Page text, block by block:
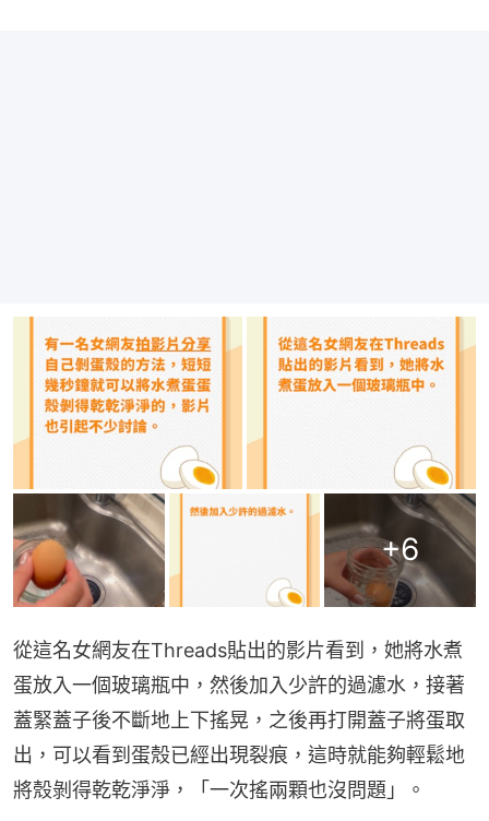
+6
從這名女網友在Threads貼出的影片看到，她將水煮
蛋放入一個玻璃瓶中，然後加入少許的過濾水，接著
蓋緊蓋子後不斷地上下搖晃，之後再打開蓋子將蛋取
出，可以看到蛋殼已經出現裂痕，這時就能夠輕鬆地
將殼剝得乾乾淨淨，「一次搖兩顆也沒問題」。